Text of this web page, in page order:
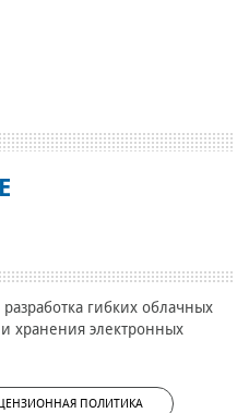
гибких облачных
хранения электронных
ПОЛИТИКА